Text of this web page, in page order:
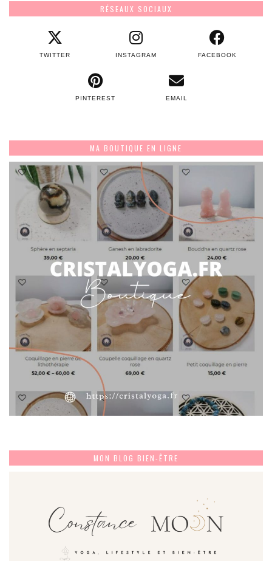
RÉSEAUX SOCIAUX
TWITTER INSTAGRAM FACEBOOK
PINTEREST EMAIL
MA BOUTIQUE EN LIGNE
MON BLOG BIEN-ÊTRE